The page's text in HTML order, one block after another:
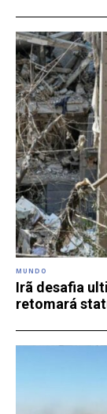
MUNDO
Irã desafia
retomará